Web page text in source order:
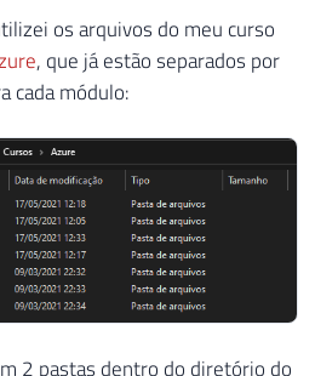
os arquivos do meu curso
, que já estão separados por
cada módulo:
2 pastas dentro do diretório do